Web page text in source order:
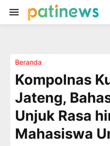
Beranda
Kompolnas
Jateng,
Unjuk Rasa
Mahasiswa